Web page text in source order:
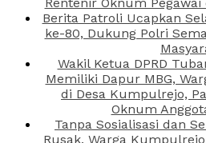
Berita Patroli Ucapkan
ke-80, Dukung Polri
Wakil Ketua DPRD
Memiliki Dapur MBG,
di Desa Kumpulrejo,
Oknum
Tanpa Sosialisasi dan
Rusak, Warga